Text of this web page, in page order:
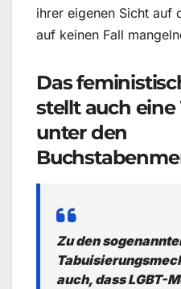
ihrer eigenen Sicht auf
auf keinen Fall
Das
stellt auch
unter den
Zu den
auch, dass LGBT-